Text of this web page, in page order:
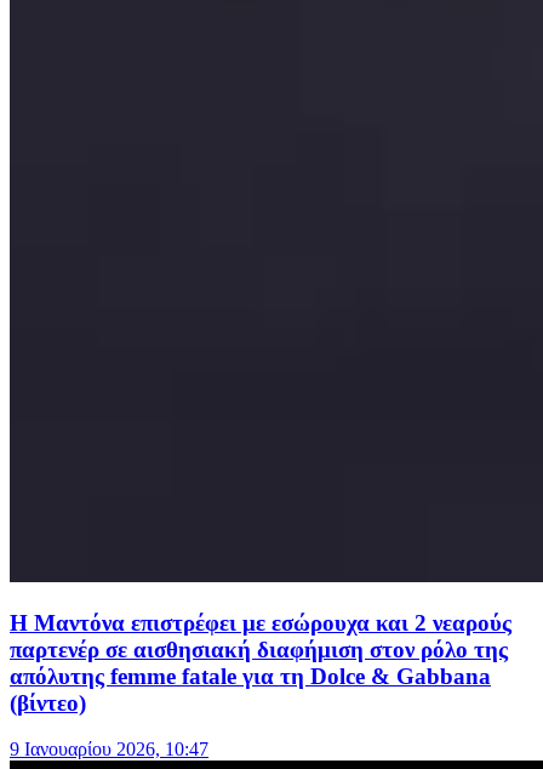
Η Μαντόνα επιστρέφει με εσώρουχα και 2 νεαρούς
παρτενέρ σε αισθησιακή διαφήμιση στον ρόλο της
απόλυτης femme fatale για τη Dolce & Gabbana
(βίντεο)
9 Ιανουαρίου 2026, 10:47